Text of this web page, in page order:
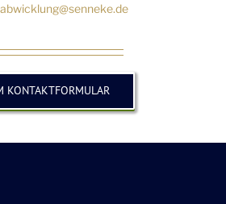
abwicklung@senneke.de
KONTAKTFORMULAR